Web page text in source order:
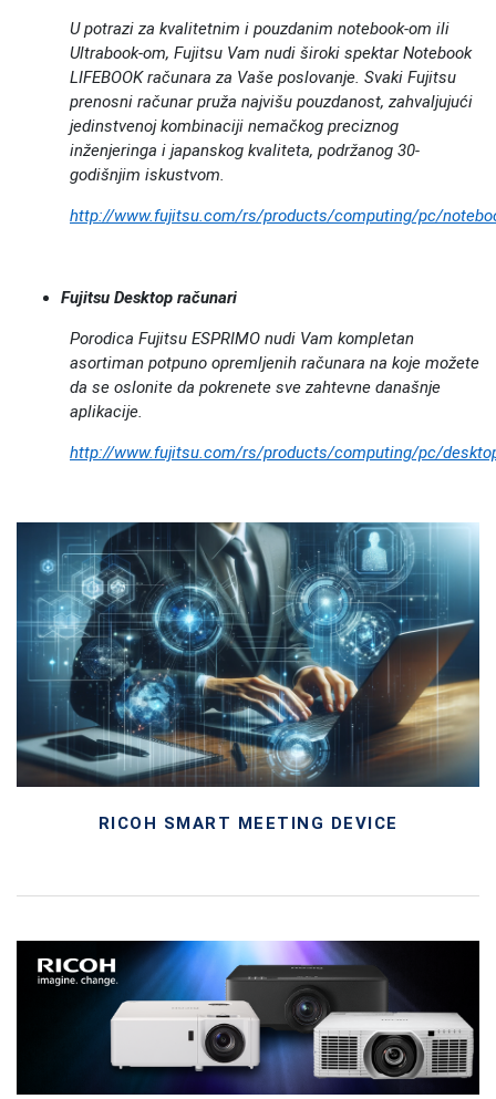
U potrazi za kvalitetnim i pouzdanim notebook-om ili
Ultrabook-om, Fujitsu Vam nudi široki spektar Notebook
LIFEBOOK računara za Vaše poslovanje. Svaki Fujitsu
prenosni računar pruža najvišu pouzdanost, zahvaljujući
jedinstvenoj kombinaciji nemačkog preciznog
inženjeringa i japanskog kvaliteta, podržanog 30-
godišnjim iskustvom.
http://www.fujitsu.com/rs/products/computing/pc/
Fujitsu Desktop računari
Porodica Fujitsu ESPRIMO nudi Vam kompletan
asortiman potpuno opremljenih računara na koje možete
da se oslonite da pokrenete sve zahtevne današnje
aplikacije.
http://www.fujitsu.com/rs/products/computing/pc/
RICOH SMART MEETING DEVICE